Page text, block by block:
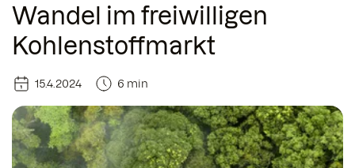
Wandel im freiwilligen
Kohlenstoffmarkt
15.4.2024 6 min